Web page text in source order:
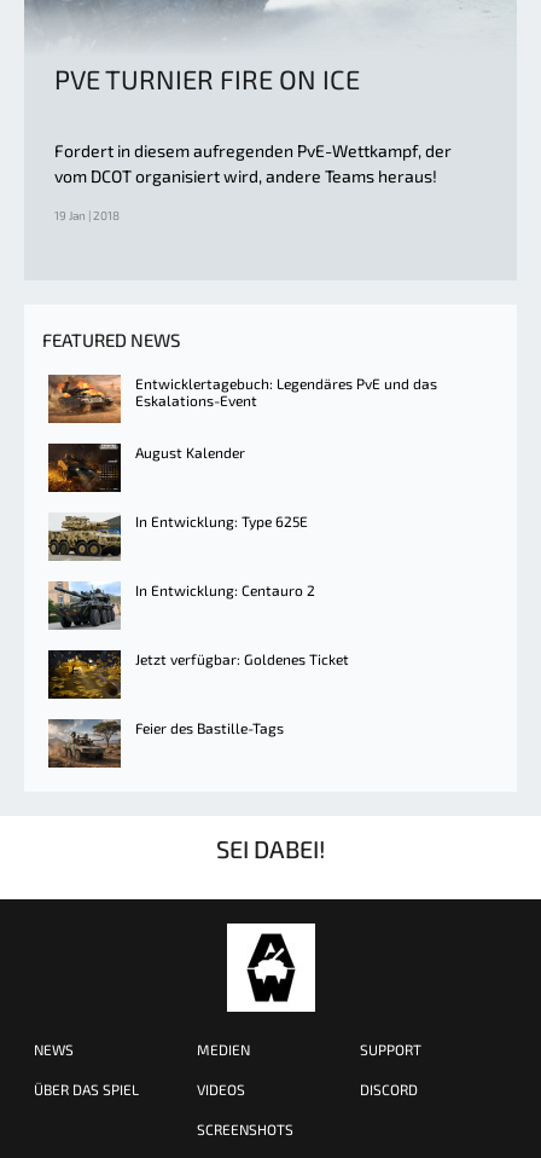
PVE TURNIER FIRE ON ICE
Fordert in diesem aufregenden PvE-Wettkampf, der
vom DCOT organisiert wird, andere Teams heraus!
19 Jan | 2018
FEATURED NEWS
Entwicklertagebuch: Legendäres PvE und das
Eskalations-Event
August Kalender
In Entwicklung: Type 625E
In Entwicklung: Centauro 2
Jetzt verfügbar: Goldenes Ticket
Feier des Bastille-Tags
SEI DABEI!
NEWS
ÜBER DAS SPIEL
MEDIEN
VIDEOS
SCREENSHOTS
SUPPORT
DISCORD